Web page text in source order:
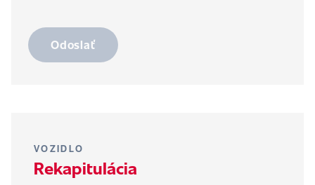
Odoslať
VOZIDLO
Rekapitulácia